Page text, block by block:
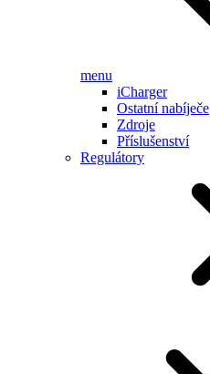
menu
iCharger
Ostatní nabíječe
Zdroje
Příslušenství
Regulátory